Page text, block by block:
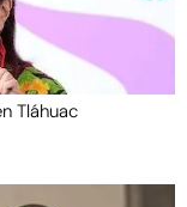
Tláhuac